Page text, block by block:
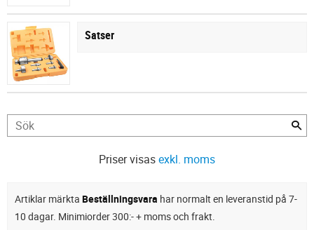
Satser
Priser visasexkl. moms
Artiklar märkta Beställningsvara har normalt en leveranstid på 7-
10 dagar. Minimiorder 300:- + moms och frakt.